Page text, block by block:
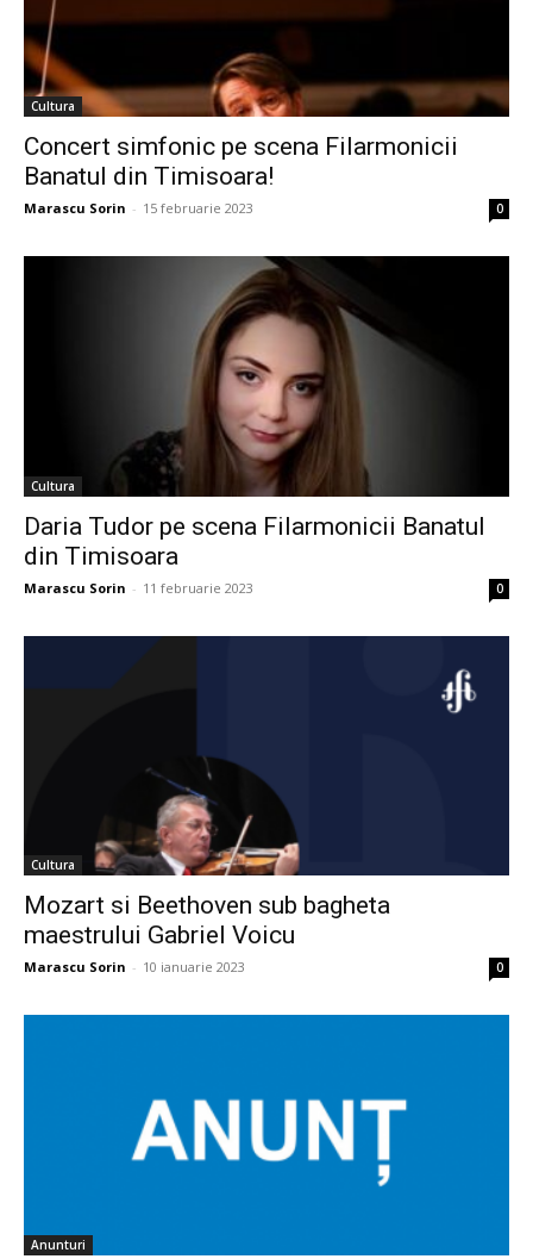
Cultura
Concert simfonic pe scena Filarmonicii
Banatul din Timisoara!
Marascu Sorin - 15 februarie 2023 0
Cultura
Daria Tudor pe scena Filarmonicii Banatul
din Timisoara
Marascu Sorin - 11 februarie 2023 0
Cultura
Mozart si Beethoven sub bagheta
maestrului Gabriel Voicu
Marascu Sorin - 10 ianuarie 2023 0
Anunturi